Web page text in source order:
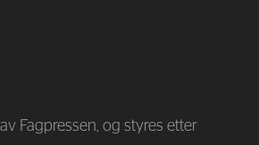
Fagpressen, og styres etter